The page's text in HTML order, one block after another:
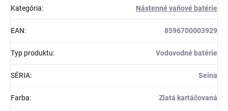
Kategória: Nástenné vaňové batérie
EAN: 8596700003929
Typ produktu: Vodovodné batérie
SÉRIA: Seina
Farba: Zlatá kartáčovaná